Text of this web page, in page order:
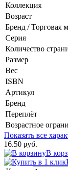
Коллекция
Возраст
Бренд / Торговая
Серия
Количество
Размер
Вес
ISBN
Артикул
Бренд
Переплёт
Возрастное
Показать все
16.50 руб.
В